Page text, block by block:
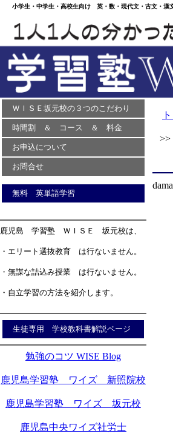
小学生・中学生・高校生向け 英・数・現代文・古文・
ＷＩＳＥ坂元校の３つのこだわり
時間割 ＆ コース ＆ 料金
お申込について
お問合せ
無料 英単語学習
鹿児島 学習塾 ＷＩＳＥ 坂元校は、
・エリート選抜教育 は行ないません。
・無謀な詰込み授業 は行ないません。
・自立学習の方法を紹介します。
生徒専用 学校教科書解説ページ
勉強のコツ WISE Blog
鹿児島学習塾 ワイズ 新照院校
鹿児島学習塾 ワイズ 坂元校
鹿児島中央ワイズ社労士
>>